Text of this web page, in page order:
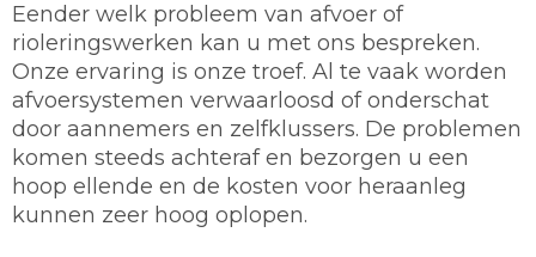
Eender welk probleem van afvoer of
rioleringswerken kan u met ons bespreken.
Onze ervaring is onze troef. Al te vaak worden
afvoersystemen verwaarloosd of onderschat
door aannemers en zelfklussers. De problemen
komen steeds achteraf en bezorgen u een
hoop ellende en de kosten voor heraanleg
kunnen zeer hoog oplopen.